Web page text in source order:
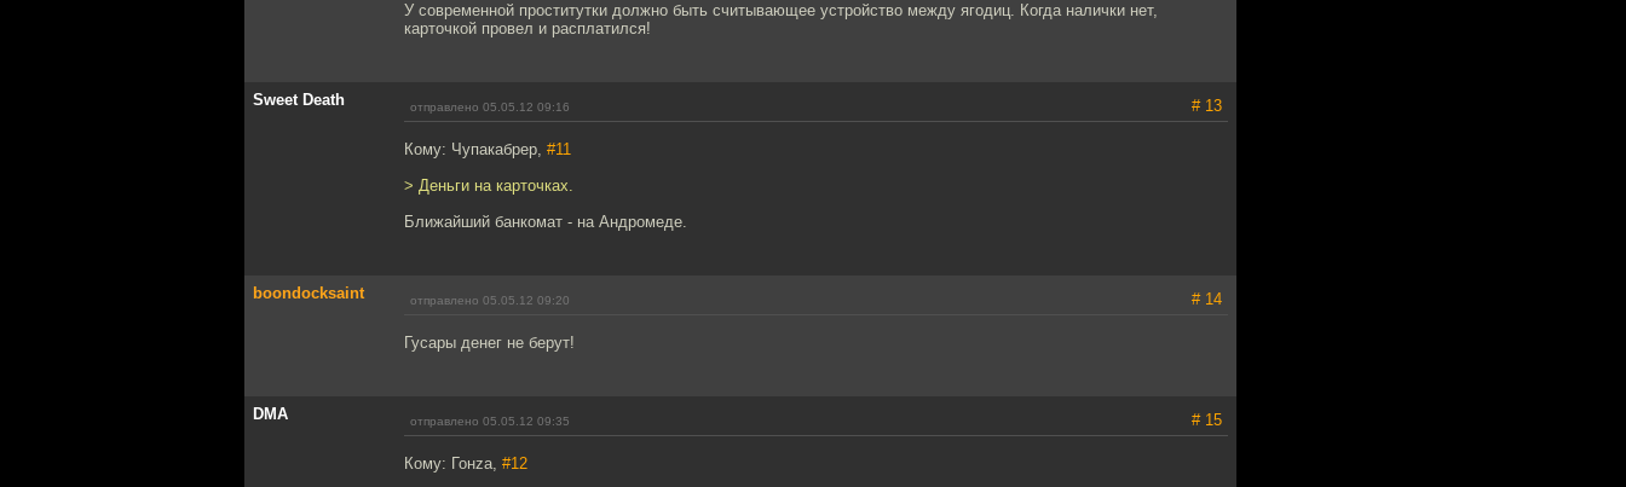
У современной проститутки должно быть считывающее устройство между ягодиц. Когда налички нет,
карточкой провел и расплатился!
Sweet Death отправлено 05.05.12 09:16 # 13
Кому: Чупакабрер, #11
> Деньги на карточках.
Ближайший банкомат - на Андромеде.
boondocksaint отправлено 05.05.12 09:20 # 14
Гусары денег не берут!
DMA отправлено 05.05.12 09:35 # 15
Кому: Гонzа, #12